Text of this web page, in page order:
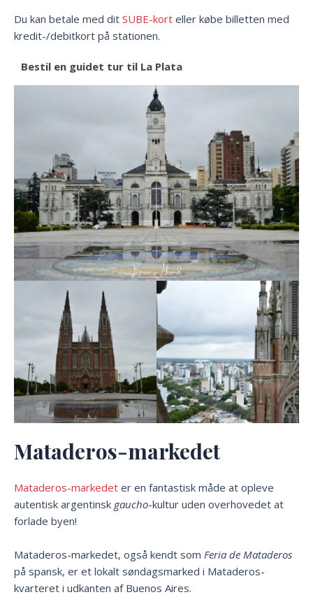
Du kan betale med dit SUBE-kort eller købe billetten med
kredit-/debitkort på stationen.
Bestil en guidet tur til La Plata
Mataderos-markedet
Mataderos-markedet er en fantastisk måde at opleve
autentisk argentinsk gaucho-kultur uden overhovedet at
forlade byen!
Mataderos-markedet, også kendt som Feria de Mataderos
på spansk, er et lokalt søndagsmarked i Mataderos-
kvarteret i udkanten af Buenos Aires.